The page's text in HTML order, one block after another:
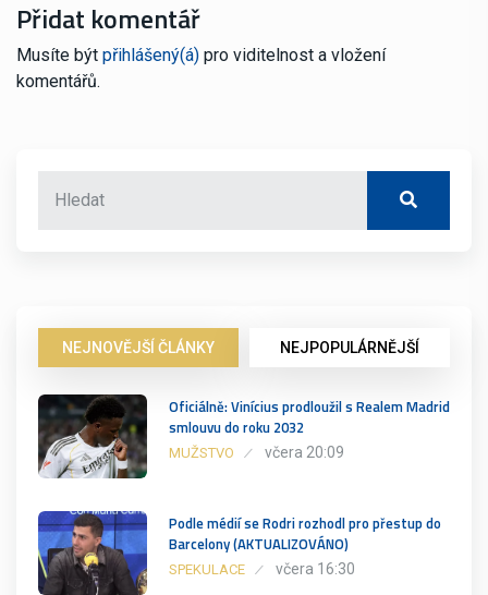
Přidat komentář
Musíte být přihlášený(á) pro viditelnost a vložení
komentářů.
NEJNOVĚJŠÍ ČLÁNKY NEJPOPULÁRNĚJŠÍ
Oficiálně: Vinícius prodloužil s Realem Madrid
smlouvu do roku 2032
MUŽSTVO včera 20:09
Podle médií se Rodri rozhodl pro přestup do
Barcelony (AKTUALIZOVÁNO)
SPEKULACE včera 16:30